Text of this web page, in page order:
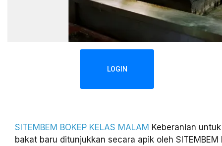
LOGIN
SITEMBEM BOKEP KELAS MALAM Keberanian
bakat baru ditunjukkan secara apik oleh SITEMBEM